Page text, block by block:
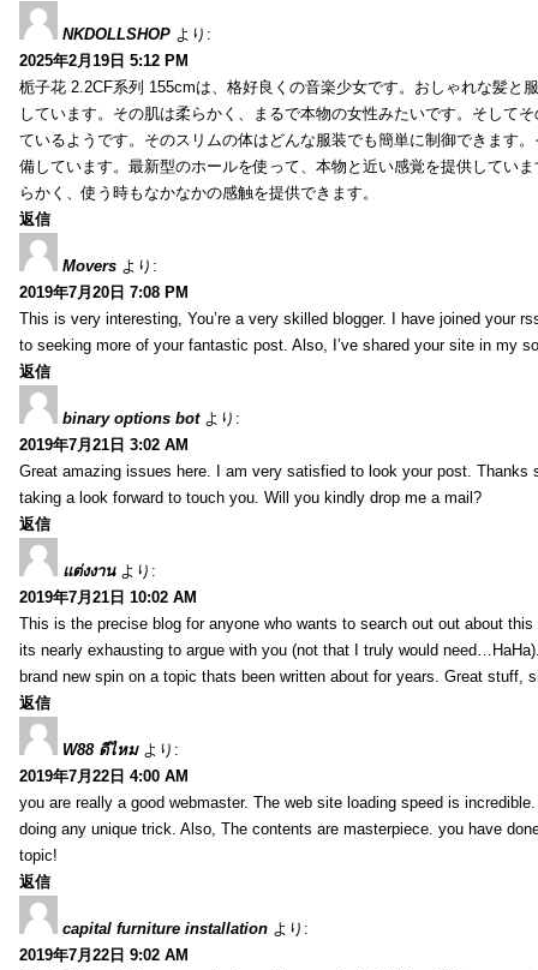
NKDOLLSHOP より:
2025年2月19日 5:12 PM
栀子花 2.2CF系列 155cmは、格好良くの音楽少女です。おしゃれな髪と
しています。その肌は柔らかく、まるで本物の女性みたいです。そして
ているようです。そのスリムの体はどんな服装でも簡単に制御できます
備しています。最新型のホールを使って、本物と近い感覚を提供してい
らかく、使う時もなかなかの感触を提供できます。
返信
Movers より:
2019年7月20日 7:08 PM
This is very interesting, You’re a very skilled blogger. I have joined your
to seeking more of your fantastic post. Also, I’ve shared your site in my
返信
binary options bot より:
2019年7月21日 3:02 AM
Great amazing issues here. I am very satisfied to look your post. Thanks
taking a look forward to touch you. Will you kindly drop me a mail?
返信
แต่งงาน より:
2019年7月21日 10:02 AM
This is the precise blog for anyone who wants to search out out about
its nearly exhausting to argue with you (not that I truly would
brand new spin on a topic thats been written about for years. Great stuff,
返信
W88 ดีไหม より:
2019年7月22日 4:00 AM
you are really a good webmaster. The web site loading speed is
doing any unique trick. Also, The contents are masterpiece. you have
topic!
返信
capital furniture installation より:
2019年7月22日 9:02 AM